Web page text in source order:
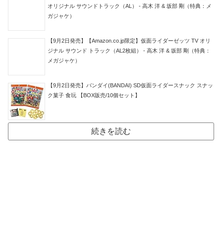
オリジナル サウンドトラック（AL） - 高木 洋 & 坂部 剛（特典：メ
ガジャケ）
【9月2日発売】【Amazon.co.jp限定】仮面ライダーゼッツ TV オリ
ジナル サウンド トラック（AL2枚組） - 高木 洋 & 坂部 剛（特典：
メガジャケ）
【9月2日発売】バンダイ(BANDAI) SD仮面ライダースナック スナッ
ク菓子 食玩 【BOX販売/10個セット】
続きを読む